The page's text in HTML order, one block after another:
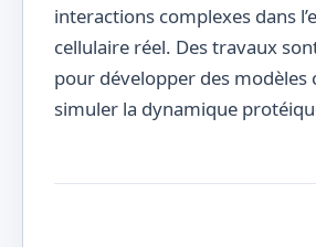
interactions complexes dans
cellulaire réel. Des travaux
pour développer des modèles
simuler la dynamique